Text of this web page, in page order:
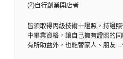
(2)自行創業開店者
皆須取得丙級技術士證照，持證
中畢業資格，讓自己擁有證照的
有所助益外，也能替家人、朋友…